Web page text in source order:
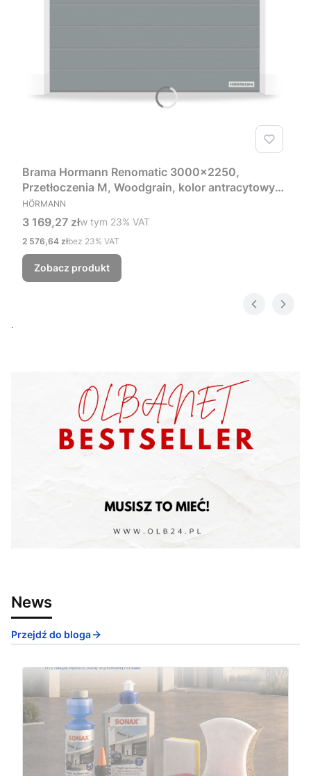
Brama Hormann Renomatic 3000x2250,
Przetłoczenia M, Woodgrain, kolor antracytowy
RAL 7016 + Prowadzenie Z
PRODUCENT
HÖRMANN
Cena brutto
3 169,27 złw tym %s VAT
w tym 23% VAT
Cena netto
2 576,64 złbez 23% VAT
Zobacz produkt
News
Przejdź do bloga